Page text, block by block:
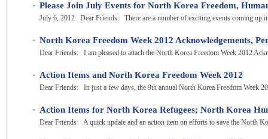
July 6, 2012 Dear Friends: There are a number of exciting events coming up
North Korea Freedom Week 2012 Acknowledgements,
Action Items and North Korea Freedom Week 2012
Dear Friends: In just a few days, the 9th annual North Korea Freedom Week
Dear Friends: A quick update and an action item on efforts to save the North